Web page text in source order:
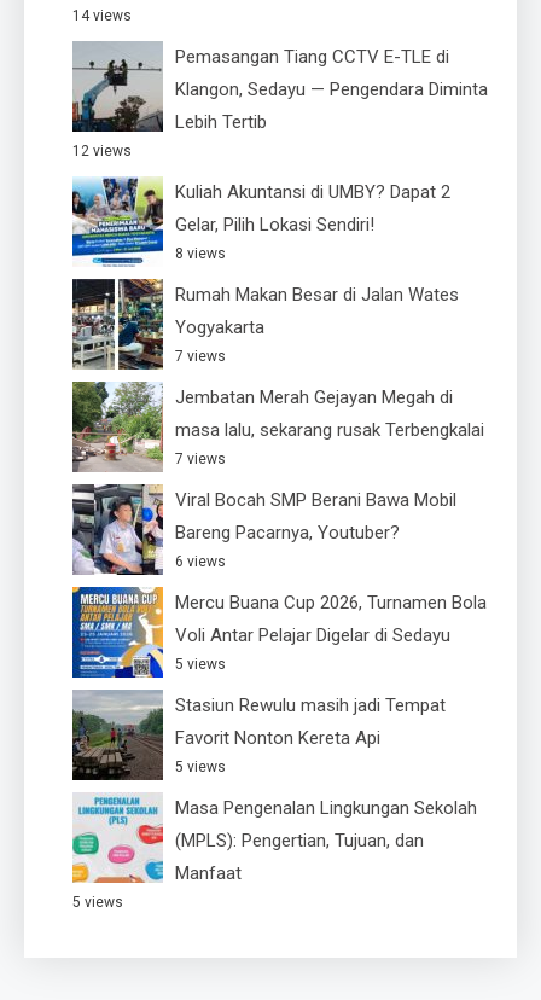
14 views
Pemasangan Tiang CCTV E-TLE di
Klangon, Sedayu — Pengendara Diminta
Lebih Tertib
12 views
Kuliah Akuntansi di UMBY? Dapat 2
Gelar, Pilih Lokasi Sendiri!
8 views
Rumah Makan Besar di Jalan Wates
Yogyakarta
7 views
Jembatan Merah Gejayan Megah di
masa lalu, sekarang rusak Terbengkalai
7 views
Viral Bocah SMP Berani Bawa Mobil
Bareng Pacarnya, Youtuber?
6 views
Mercu Buana Cup 2026, Turnamen Bola
Voli Antar Pelajar Digelar di Sedayu
5 views
Stasiun Rewulu masih jadi Tempat
Favorit Nonton Kereta Api
5 views
Masa Pengenalan Lingkungan Sekolah
(MPLS): Pengertian, Tujuan, dan
Manfaat
5 views